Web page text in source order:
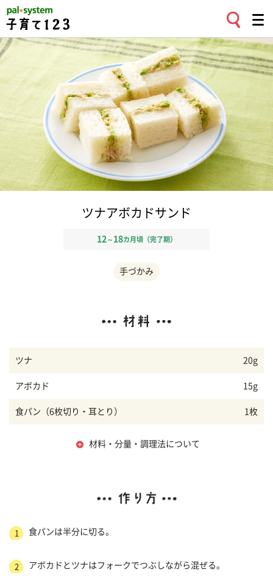
ツナアボカドサンド
12 ～ 18カ月頃（完了期）
手づかみ
ツナ 20g
アボカド 15g
食パン（6枚切り・耳とり） 1枚
材料・分量・調理法について
1 食パンは半分に切る。
2 アボカドとツナはフォークでつぶしながら混ぜる。